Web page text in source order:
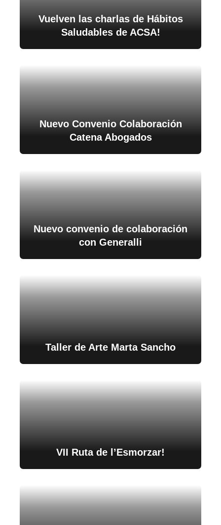
Vuelven las charlas de Hábitos
Saludables de ACSA!
Nuevo Convenio Colaboración
Catena Abogados
Nuevo convenio de colaboración
con Generalli
Taller de Arte Marta Sancho
VII Ruta de l’Esmorzar!